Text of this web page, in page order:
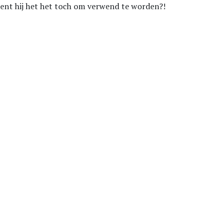
hij het het toch om verwend te worden?!